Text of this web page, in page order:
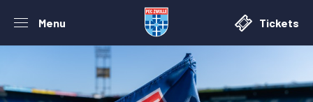
Menu Tickets